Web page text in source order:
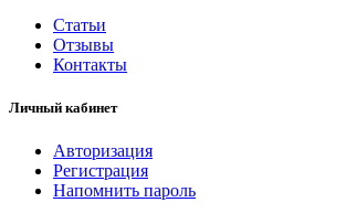
Статьи
Отзывы
Контакты
Личный кабинет
Авторизация
Регистрация
Напомнить пароль